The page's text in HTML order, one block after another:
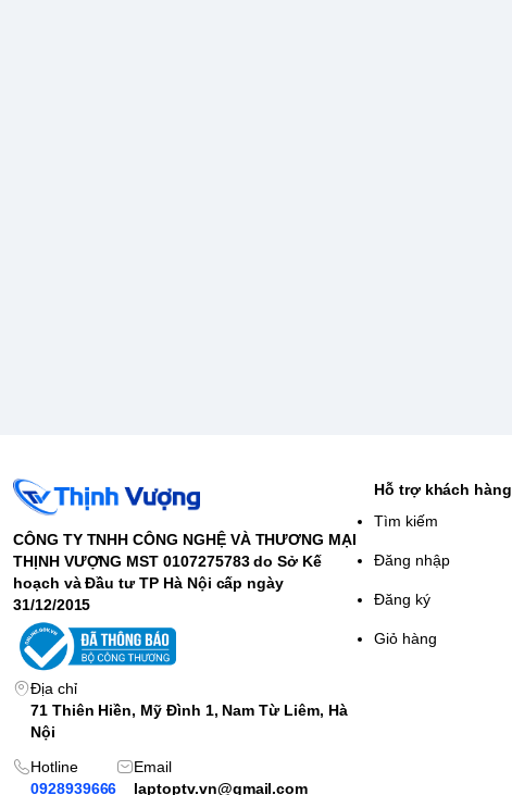
CÔNG TY TNHH CÔNG NGHỆ VÀ THƯƠNG MẠI
THỊNH VƯỢNG MST 0107275783 do Sở Kế
hoạch và Đầu tư TP Hà Nội cấp ngày
31/12/2015
Địa chỉ
71 Thiên Hiền, Mỹ Đình 1, Nam Từ Liêm, Hà
Nội
Hotline
0928939666
Email
laptoptv.vn@gmail.com
Hỗ trợ khách hàng
Tìm kiếm
Đăng nhập
Đăng ký
Giỏ hàng